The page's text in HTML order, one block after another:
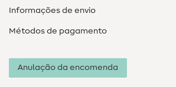
Informações de envio
Métodos de pagamento
Anulação da encomenda